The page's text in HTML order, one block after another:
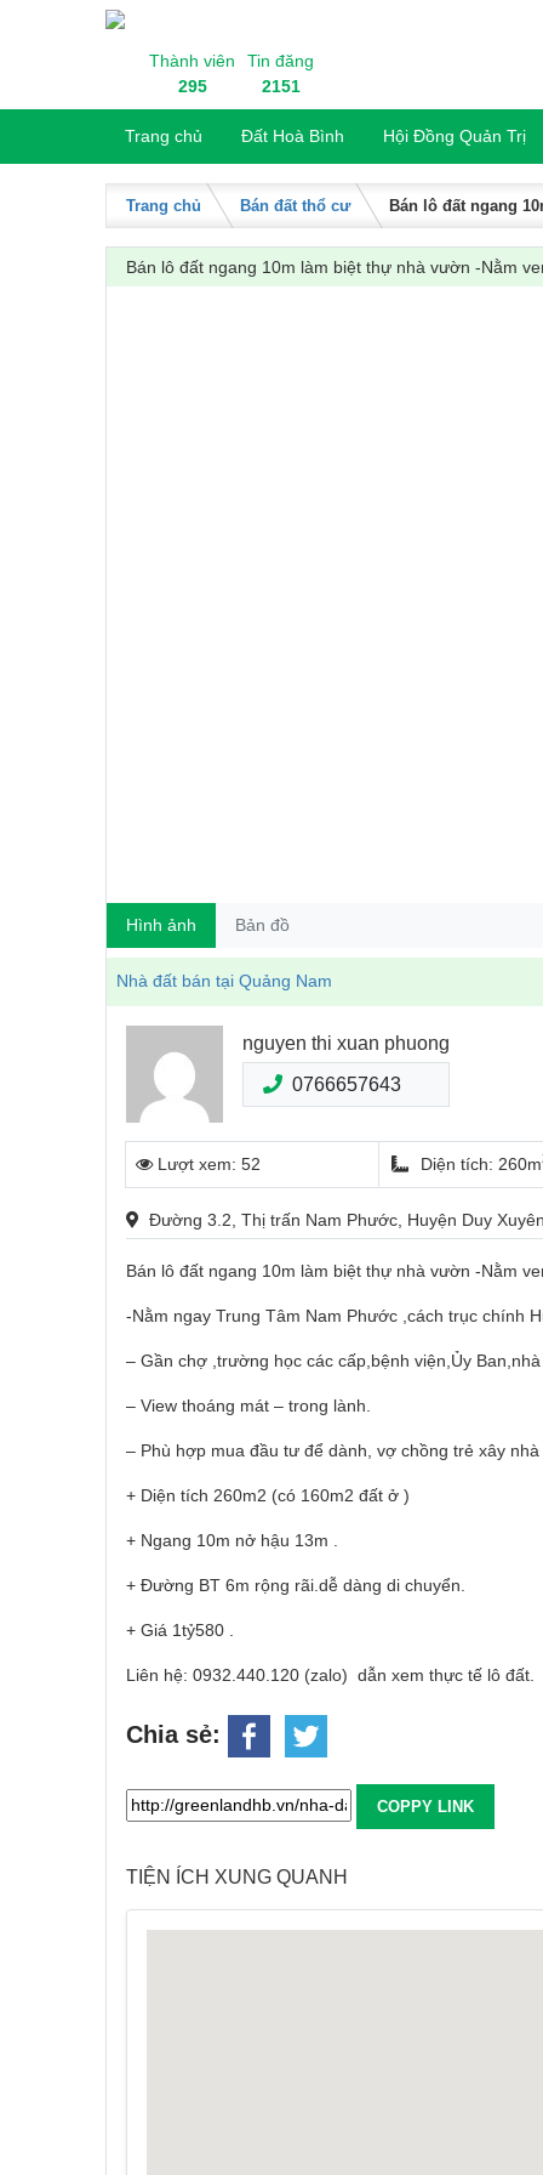
Skip to content
Thành viên
295
Tin đăng
2151
Trang chủ Đất Hoà Bình Hội Đồng Quản Trị
Trang chủ Bán đất thổ cư Bán lô đất ngang
Bán lô đất ngang 10m làm biệt thự nhà vườn -Nằm
Hình ảnh Bản đồ
Nhà đất bán tại Quảng Nam
nguyen thi xuan phuong
0766657643
Lượt xem: 52 Diện tích: 260m
Đường 3.2, Thị trấn Nam Phước, Huyện Duy
Bán lô đất ngang 10m làm biệt thự nhà vườn -Nằm
-Nằm ngay Trung Tâm Nam Phước ,cách trục chính
– Gần chợ ,trường học các cấp,bệnh viện,Ủy Ban,nhà
– View thoáng mát – trong lành.
– Phù hợp mua đầu tư để dành, vợ chồng trẻ xây
+ Diện tích 260m2 (có 160m2 đất ở )
+ Ngang 10m nở hậu 13m .
+ Đường BT 6m rộng rãi.dễ dàng di chuyển.
+ Giá 1tỷ580 .
Liên hệ: 0932.440.120 (zalo) dẫn xem thực tế lô đất.
Chia sẻ:
COPPY LINK
TIỆN ÍCH XUNG QUANH